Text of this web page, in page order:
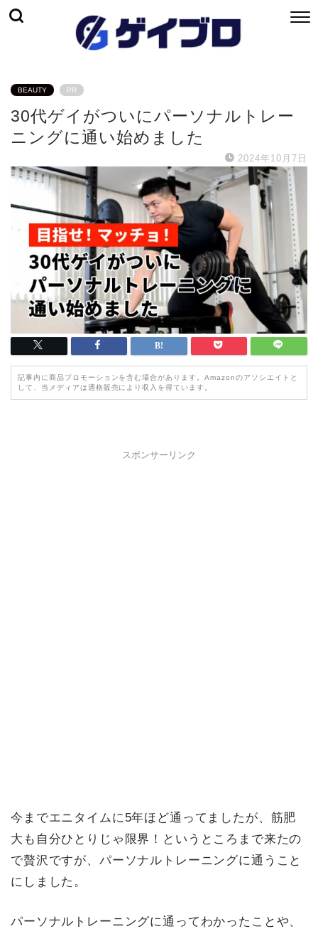
BEAUTY PR
30代ゲイがついにパーソナルトレー
ニングに通い始めました
2024年10月7日
記事内に商品プロモーションを含む場合があります。Amazonのアソシエイトと
して、当メディアは適格販売により収入を得ています。
スポンサーリンク
今までエニタイムに5年ほど通ってましたが、筋肥
大も自分ひとりじゃ限界！というところまで来たの
で贅沢ですが、パーソナルトレーニングに通うこと
にしました。
パーソナルトレーニングに通ってわかったことや、